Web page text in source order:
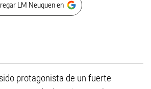
LM Neuquen en
protagonista de un fuerte